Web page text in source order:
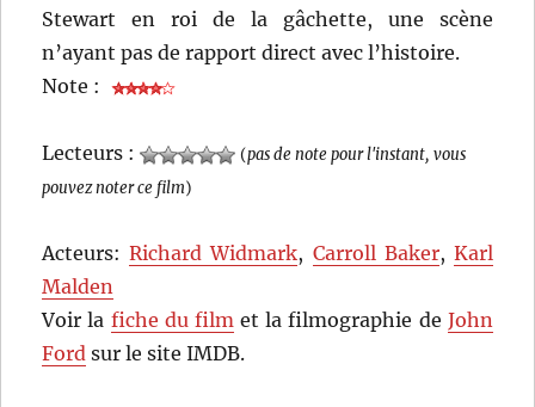
Stewart en roi de la gâchette, une scène
n’ayant pas de rapport direct avec l’histoire.
Note :
Lecteurs : (pas de note pour l'instant, vous
pouvez noter ce film)
Acteurs:Richard Widmark, Carroll Baker, Karl
Malden
Voir la fiche du filmet la filmographie de John
Ford sur le site IMDB.